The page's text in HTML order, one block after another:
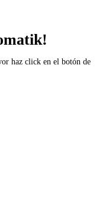
haz click en el botón de